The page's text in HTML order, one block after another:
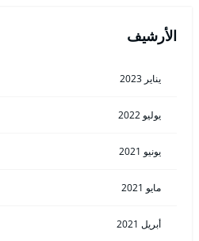
الأرشيف
يناير 2023
يوليو 2022
يونيو 2021
مايو 2021
أبريل 2021